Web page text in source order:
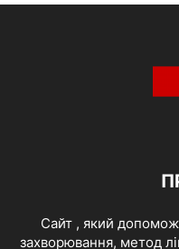
Cайт , який
захворювання, метод